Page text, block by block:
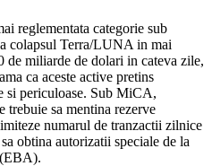
reglementata categorie sub
colapsul Terra/LUNA in mai
de miliarde de dolari in cateva zile,
ca aceste active pretins
si periculoase. Sub MiCA,
trebuie sa mentina rezerve
numarul de tranzactii zilnice
obtina autorizatii speciale de la